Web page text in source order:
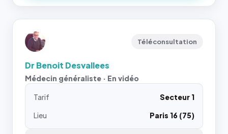
Téléconsultation
Dr Benoit Desvallees
Médecin généraliste · En vidéo
Tarif
Secteur 1
Lieu
Paris 16 (75)